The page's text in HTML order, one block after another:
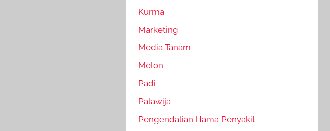
Kurma
Marketing
Media Tanam
Melon
Padi
Palawija
Pengendalian Hama Penyakit